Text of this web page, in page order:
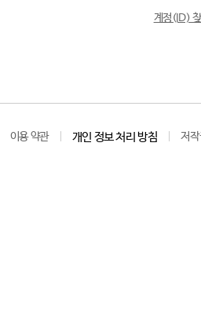
계정(ID)
이용 약관 개인 정보 처리 방침 저